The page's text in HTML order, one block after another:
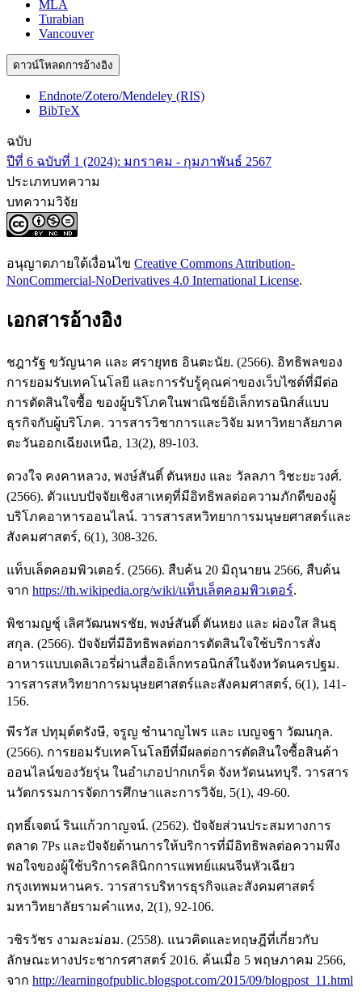
MLA
Turabian
Vancouver
ดาวน์โหลดการอ้างอิง
Endnote/Zotero/Mendeley (RIS)
BibTeX
ฉบับ
ปีที่ 6 ฉบับที่ 1 (2024): มกราคม - กุมภาพันธ์ 2567
ประเภทบทความ
บทความวิจัย
อนุญาตภายใต้เงื่อนไข Creative Commons Attribution-
NonCommercial-NoDerivatives 4.0 International License.
เอกสารอ้างอิง
ชฎารัฐ ขวัญนาค และ ศรายุทธ อินตะนัย. (2566). อิทธิพลของ
การยอมรับเทคโนโลยี และการรับรู้คุณค่าของเว็บไซต์ที่มีต่อ
การตัดสินใจซื้อ ของผู้บริโภคในพาณิชย์อิเล็กทรอนิกส์แบบ
ธุรกิจกับผู้บริโภค. วารสารวิชาการและวิจัย มหาวิทยาลัยภาค
ตะวันออกเฉียงเหนือ, 13(2), 89-103.
ดวงใจ คงคาหลวง, พงษ์สันติ์ ตันหยง และ วัลลภา วิชะยะวงศ์.
(2566). ตัวแบบปัจจัยเชิงสาเหตุที่มีอิทธิพลต่อความภักดีของผู้
บริโภคอาหารออนไลน์. วารสารสหวิทยาการมนุษยศาสตร์และ
สังคมศาสตร์, 6(1), 308-326.
แท็บเล็ตคอมพิวเตอร์. (2566). สืบค้น 20 มิถุนายน 2566, สืบค้น
จาก https://th.wikipedia.org/wiki/แท็บเล็ตคอมพิวเตอร์.
พิชามญชุ์ เลิศวัฒนพรชัย, พงษ์สันติ์ ตันหยง และ ผ่องใส สินธุ
สกุล. (2566). ปัจจัยที่มีอิทธิพลต่อการตัดสินใจใช้บริการสั่ง
อาหารแบบเดลิเวอรี่ผ่านสื่ออิเล็กทรอนิกส์ในจังหวัดนครปฐม.
วารสารสหวิทยาการมนุษยศาสตร์และสังคมศาสตร์, 6(1), 141-
156.
พีรวัส ปทุมุต์ตรังษี, จรูญ ชำนาญไพร และ เบญจฐา วัฒนกุล.
(2566). การยอมรับเทคโนโลยีที่มีผลต่อการตัดสินใจซื้อสินค้า
ออนไลน์ของวัยรุ่น ในอำเภอปากเกร็ด จังหวัดนนทบุรี. วารสาร
นวัตกรรมการจัดการศึกษาและการวิจัย, 5(1), 49-60.
ฤทธิ์เจตน์ รินแก้วกาญจน์. (2562). ปัจจัยส่วนประสมทางการ
ตลาด 7Ps และปัจจัยด้านการให้บริการที่มีอิทธิพลต่อความพึง
พอใจของผู้ใช้บริการคลินิกการแพทย์แผนจีนหัวเฉียว
กรุงเทพมหานคร. วารสารบริหารธุรกิจและสังคมศาสตร์
มหาวิทยาลัยรามคำแหง, 2(1), 92-106.
วชิรวัชร งามละม่อม. (2558). แนวคิดและทฤษฎีที่เกี่ยวกับ
ลักษณะทางประชากรศาสตร์ 2016. ค้นเมื่อ 5 พฤษภาคม 2566,
จาก http://learningofpublic.blogspot.com/2015/09/blogpost_11.html